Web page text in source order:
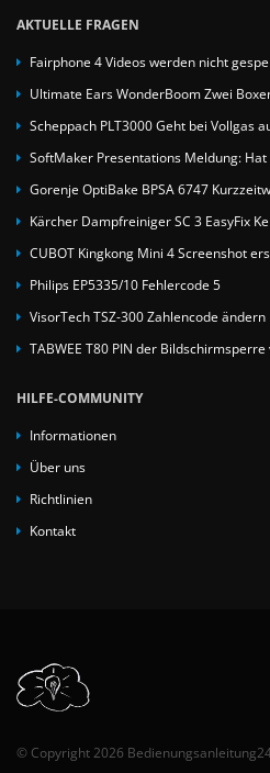
AKTUELLE FRAGEN
Fairphone 4 Videos werden nicht
Ultimate Ears WonderBoom Zwei
Scheppach PLT3000 Geht bei Vollgas
SoftMaker Presentations Meldung:
Gorenje OptiBake BPSA 6747
Kärcher Dampfreiniger SC 3 EasyFix
CUBOT Kingkong Mini 4 Screenshot
Philips EP5335/10 Fehlercode 5
VisorTech TSZ-300 Zahlencode ändern
TABWEE T80 PIN der
HILFE-COMMUNITY
Informationen
Über uns
Richtlinien
Kontakt
© Copyright 2026